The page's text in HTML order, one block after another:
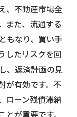
、不動産市場全
また、流通する
もなり、買い手
したリスクを回
、返済計画の見
が有効です。不
ローン残債滞納
が重要です。